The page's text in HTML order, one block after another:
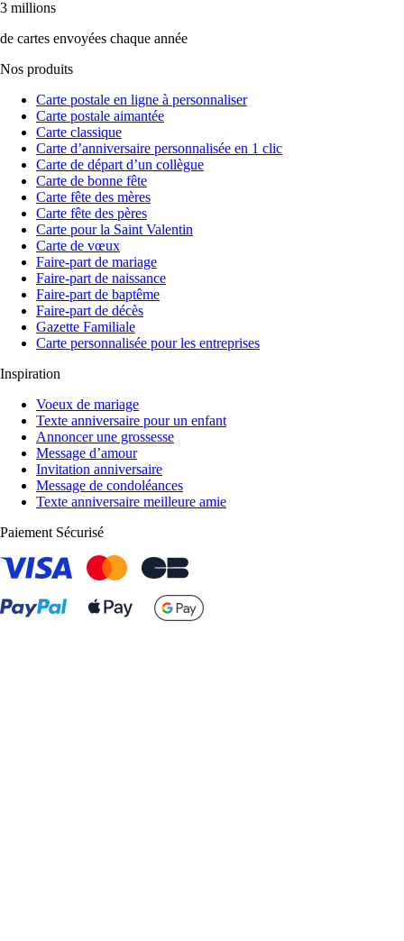
3 millions
de cartes envoyées chaque année
Nos produits
Carte postale en ligne à personnaliser
Carte postale aimantée
Carte classique
Carte d’anniversaire personnalisée en 1 clic
Carte de départ d’un collègue
Carte de bonne fête
Carte fête des mères
Carte fête des pères
Carte pour la Saint Valentin
Carte de vœux
Faire-part de mariage
Faire-part de naissance
Faire-part de baptême
Faire-part de décès
Gazette Familiale
Carte personnalisée pour les entreprises
Inspiration
Voeux de mariage
Texte anniversaire pour un enfant
Annoncer une grossesse
Message d’amour
Invitation anniversaire
Message de condoléances
Texte anniversaire meilleure amie
Paiement Sécurisé